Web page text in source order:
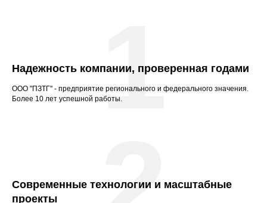
Надежность компании, проверенная годами
ООО "ПЗТГ" - предприятие регионального и федерального значения.
Более 10 лет успешной работы.1
Современные технологии и масштабные
проекты